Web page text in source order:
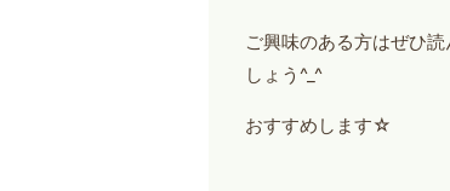
ご興味のある方はぜひ
しょう^_^
おすすめします☆